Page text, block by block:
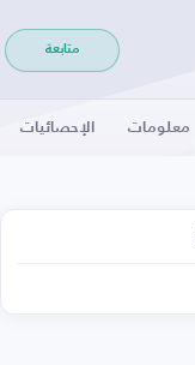
متابعة
معلومات الإحصائيات